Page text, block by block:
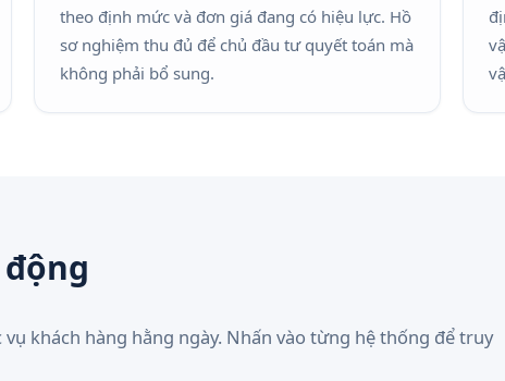
theo định mức và đơn giá đang có hiệu lực. Hồ
sơ nghiệm thu đủ để chủ đầu tư quyết toán mà
không phải bổ sung.
khách hàng hằng ngày. Nhấn vào từng hệ thống để truy